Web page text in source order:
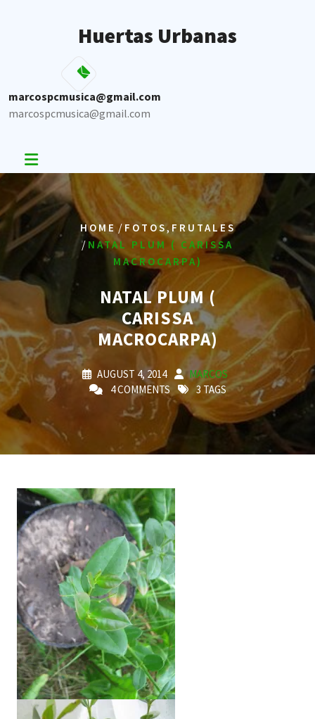
Huertas Urbanas
marcospcmusica@gmail.com
marcospcmusica@gmail.com
HOME /FOTOS,FRUTALES
/ NATAL PLUM ( CARISSA
MACROCARPA)
NATAL PLUM (
CARISSA
MACROCARPA)
AUGUST 4, 2014
MARCOS
4 COMMENTS
3 TAGS